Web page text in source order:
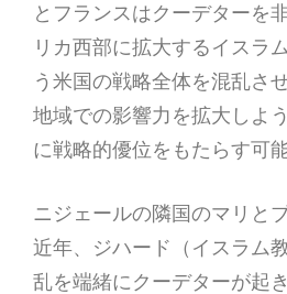
とフランスはクーデターを
リカ西部に拡大するイスラ
う米国の戦略全体を混乱さ
地域での影響力を拡大しよ
に戦略的優位をもたらす可
ニジェールの隣国のマリと
近年、ジハード（イスラム
乱を端緒にクーデターが起